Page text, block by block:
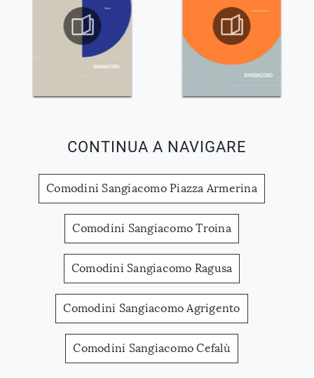
CONTINUA A NAVIGARE
Comodini Sangiacomo Piazza Armerina
Comodini Sangiacomo Troina
Comodini Sangiacomo Ragusa
Comodini Sangiacomo Agrigento
Comodini Sangiacomo Cefalù